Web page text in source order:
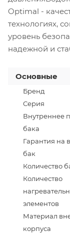
Optimal -
технологиях,
уровень
надежной и
Основные
Бренд
Серия
Внутреннее
бака
Гарантия на
бак
Количество
Количество
элементов
Материал
корпуса